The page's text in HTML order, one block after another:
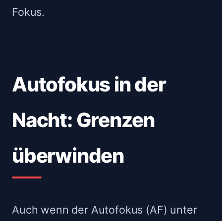
Fokus.
Autofokus in der
Nacht: Grenzen
überwinden
Auch wenn der Autofokus (AF) unter